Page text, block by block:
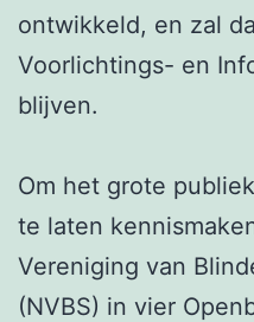
ontwikkeld, en zal
Voorlichtings- en
blijven.
Om het grote
te laten
Vereniging van
(NVBS) in vier